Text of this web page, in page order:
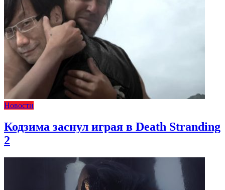
Новости
Кодзима заснул играя в Death Stranding
2